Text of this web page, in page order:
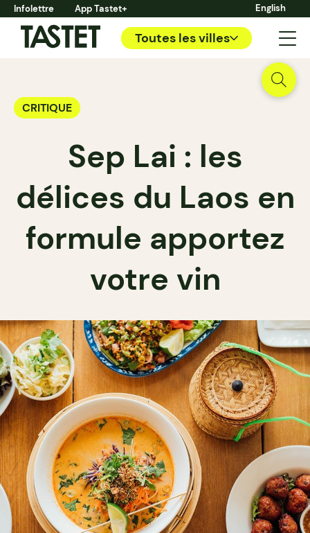
Infolettre App Tastet+ English
Toutes les villes
CRITIQUE
Sep Lai : les
délices du Laos en
formule apportez
votre vin